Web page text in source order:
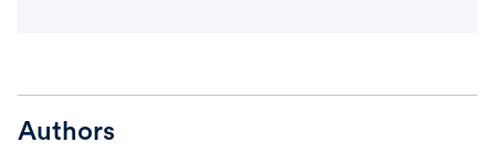
Authors